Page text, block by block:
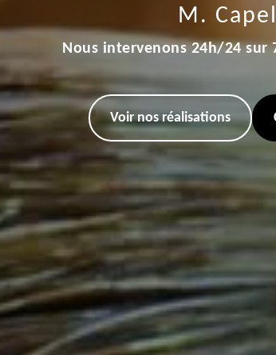
M.
Nous intervenons 24h/24 sur
Voir nos réalisations